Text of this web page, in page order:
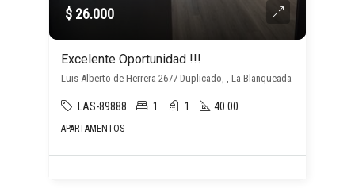
$ 26.000
Excelente Oportunidad !!!
Luis Alberto de Herrera 2677 Duplicado, , La Blanqueada
LAS-89888 1 1 40.00
APARTAMENTOS